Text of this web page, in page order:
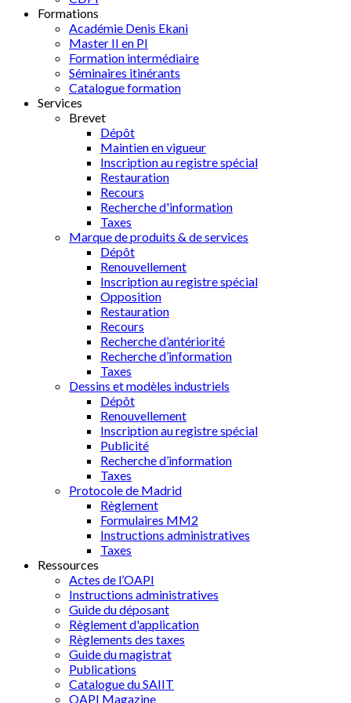
Formations
Académie Denis Ekani
Master II en PI
Formation intermédiaire
Séminaires itinérants
Catalogue formation
Services
Brevet
Dépôt
Maintien en vigueur
Inscription au registre spécial
Restauration
Recours
Recherche d'information
Taxes
Marque de produits & de services
Dépôt
Renouvellement
Inscription au registre spécial
Opposition
Restauration
Recours
Recherche d’antériorité
Recherche d’information
Taxes
Dessins et modèles industriels
Dépôt
Renouvellement
Inscription au registre spécial
Publicité
Recherche d’information
Taxes
Protocole de Madrid
Règlement
Formulaires MM2
Instructions administratives
Taxes
Ressources
Actes de l’OAPI
Instructions administratives
Guide du déposant
Règlement d'application
Règlements des taxes
Guide du magistrat
Publications
Catalogue du SAIIT
OAPI Magazine